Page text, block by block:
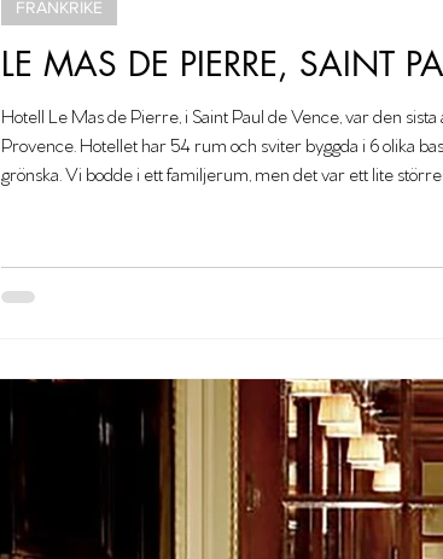
LE MAS DE PIERRE, SAINT
Hotell Le Mas de Pierre, i Saint Paul de Vence, var den
Provence. Hotellet har 54 rum och sviter byggda i 6 olika
grönska. Vi bodde i ett familjerum, men det var ett lite
FRANKRIKE